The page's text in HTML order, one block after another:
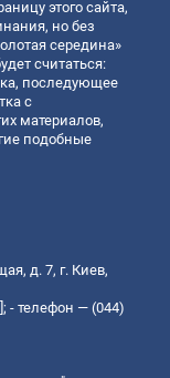
этого сайта,
но без
середина»
считаться:
последующее
с
материалов,
подобные
д. 7, г. Киев,
; - телефон — (044)